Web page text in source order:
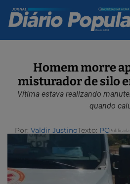
Homem morre
misturador de silo
Vítima estava realizando
quando
Por: Valdir JustinoTexto: PC